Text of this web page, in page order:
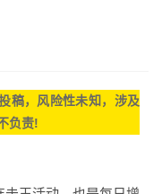
稿， 风险性未知，涉及
负责!